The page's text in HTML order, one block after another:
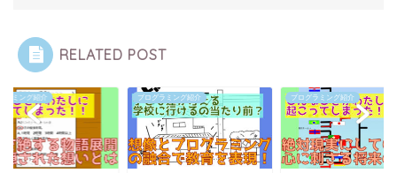
RELATED POST
ラミング紹介 プログラミング紹介 プログラミング紹介